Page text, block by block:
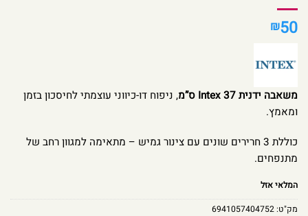
₪50
משאבה ידנית Intex 37 ס”מ
, ניפוח דו-כיווני עוצמתי לחיסכון בזמן
ומאמץ.
כוללת 3 חרירים שונים עם צינור גמיש – מתאימה למגוון רחב של
מתנפחים.
המלאי אזל
מק"ט:6941057404752